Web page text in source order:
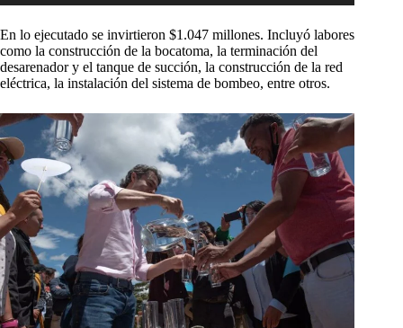
audio
En lo ejecutado se invirtieron $1.047 millones. Incluyó labores
como la construcción de la bocatoma, la terminación del
desarenador y el tanque de succión, la construcción de la red
eléctrica, la instalación del sistema de bombeo, entre otros.